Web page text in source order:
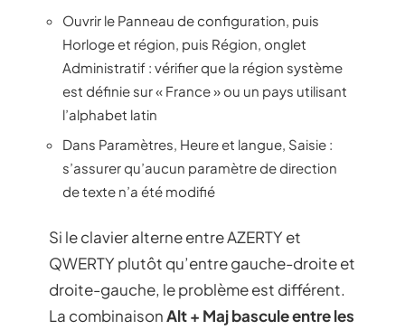
Ouvrir le Panneau de configuration, puis
Horloge et région, puis Région, onglet
Administratif : vérifier que la région système
est définie sur « France » ou un pays utilisant
l’alphabet latin
Dans Paramètres, Heure et langue, Saisie :
s’assurer qu’aucun paramètre de direction
de texte n’a été modifié
Si le clavier alterne entre AZERTY et
QWERTY plutôt qu’entre gauche-droite et
droite-gauche, le problème est différent.
La combinaisonAlt + Maj bascule entre les